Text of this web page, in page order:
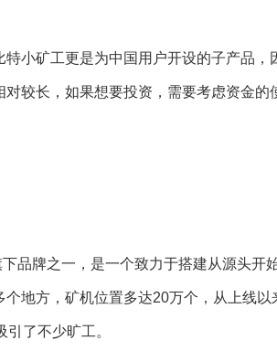
小矿工更是为中国用户开设的子产品，
较长，如果想要投资，需要考虑资金的
牌之一，是一个致力于搭建从源头开
地方，矿机位置多达20万个，从上线以
了不少旷工。